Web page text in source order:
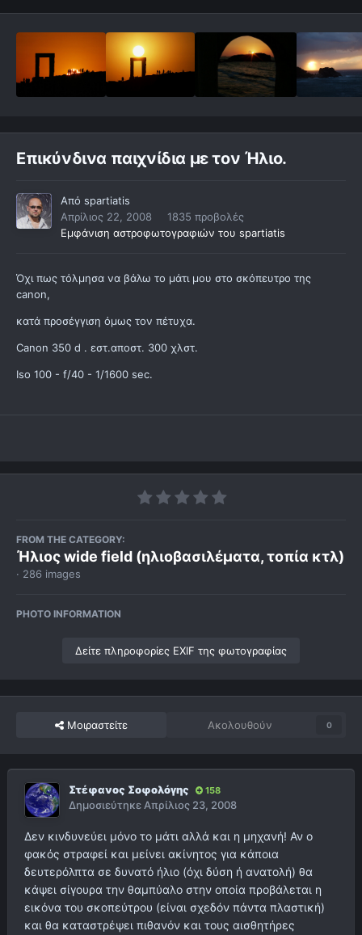
Επικύνδινα παιχνίδια με τον Ήλιο.
Από spartiatis
Απρίλιος 22, 2008
1835 προβολές
Εμφάνιση αστροφωτογραφιών του spartiatis
Όχι πως τόλμησα να βάλω το μάτι μου στο σκόπευτρο της
canon,
κατά προσέγγιση όμως τον πέτυχα.
Canon 350 d . εστ.αποστ. 300 χλστ.
Iso 100 - f/40 - 1/1600 sec.
FROM THE CATEGORY:
Ήλιος wide field (ηλιοβασιλέματα, τοπία κτλ)
· 286 images
PHOTO INFORMATION
Δείτε πληροφορίες EXIF της φωτογραφίας
Μοιραστείτε Ακολουθούν 0
Στέφανος Σοφολόγης 158
ΔημοσιεύτηκεΑπρίλιος 23, 2008
Δεν κινδυνεύει μόνο το μάτι αλλά και η μηχανή! Αν ο
φακός στραφεί και μείνει ακίνητος για κάποια
δευτερόλπτα σε δυνατό ήλιο (όχι δύση ή ανατολή) θα
κάψει σίγουρα την θαμπύαλο στην οποία προβάλεται η
εικόνα του σκοπεύτρου (είναι σχεδόν πάντα πλαστική)
και θα καταστρέψει πιθανόν και τους αισθητήρες